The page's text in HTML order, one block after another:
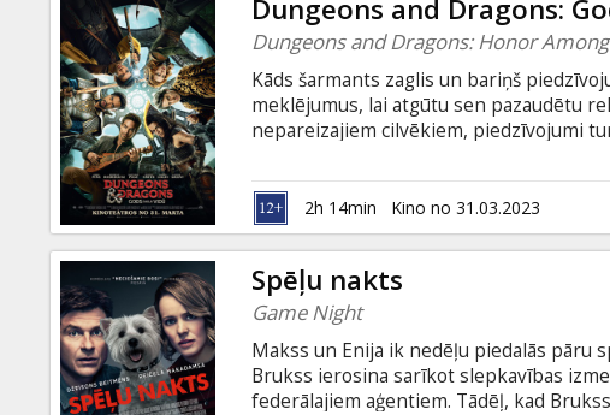
Ziņas
Dāvanu
kartes
Uzkodas
B2B
Kino
Klubs
Dungeons and Dragons:
Dungeons and Dragons: Honor
Kāds šarmants zaglis un bariņš
meklējumus, lai atgūtu sen pazaudētu
nepareizajiem cilvēkiem, piedzīvojumi
kinoteātros – jautrā un enerģijas pilnā
Gods zagļu vidū”! Filma angļu valodā ar
2h 14min Kino no 31.03.2023
Spēļu nakts
Game Night
Makss un Enija ik nedēļu piedalās pāru
Brukss ierosina sarīkot slepkavības
federālajiem aģentiem. Tādēļ, kad